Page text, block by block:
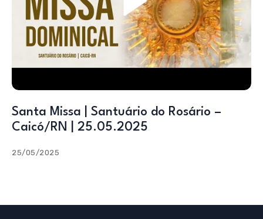
Santa Missa | Santuário do Rosário –
Caicó/RN | 25.05.2025
25/05/2025